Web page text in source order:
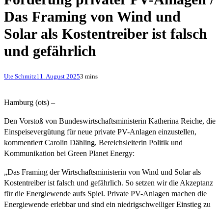
Das Framing von Wind und
Solar als Kostentreiber ist falsch
und gefährlich
Ute Schmitz11. August 20253 mins
Hamburg (ots) –
Den Vorstoß von Bundeswirtschaftsministerin Katherina Reiche, die
Einspeisevergütung für neue private PV-Anlagen einzustellen,
kommentiert Carolin Dähling, Bereichsleiterin Politik und
Kommunikation bei Green Planet Energy:
„Das Framing der Wirtschaftsministerin von Wind und Solar als
Kostentreiber ist falsch und gefährlich. So setzen wir die Akzeptanz
für die Energiewende aufs Spiel. Private PV-Anlagen machen die
Energiewende erlebbar und sind ein niedrigschwelliger Einstieg zu